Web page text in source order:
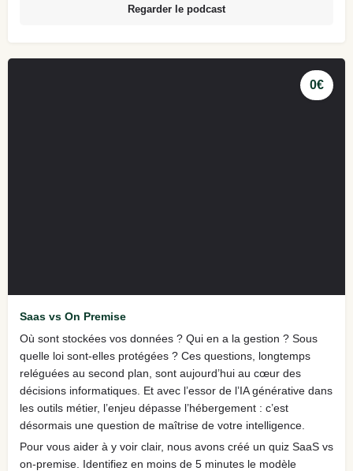
Regarder le podcast
Saas vs On Premise
Où sont stockées vos données ? Qui en a la gestion ? Sous
quelle loi sont-elles protégées ? Ces questions, longtemps
reléguées au second plan, sont aujourd’hui au cœur des
décisions informatiques. Et avec l’essor de l’IA générative dans
les outils métier, l’enjeu dépasse l’hébergement : c’est
désormais une question de maîtrise de votre intelligence.
Pour vous aider à y voir clair, nous avons créé un quiz SaaS vs
on-premise. Identifiez en moins de 5 minutes le modèle
0€